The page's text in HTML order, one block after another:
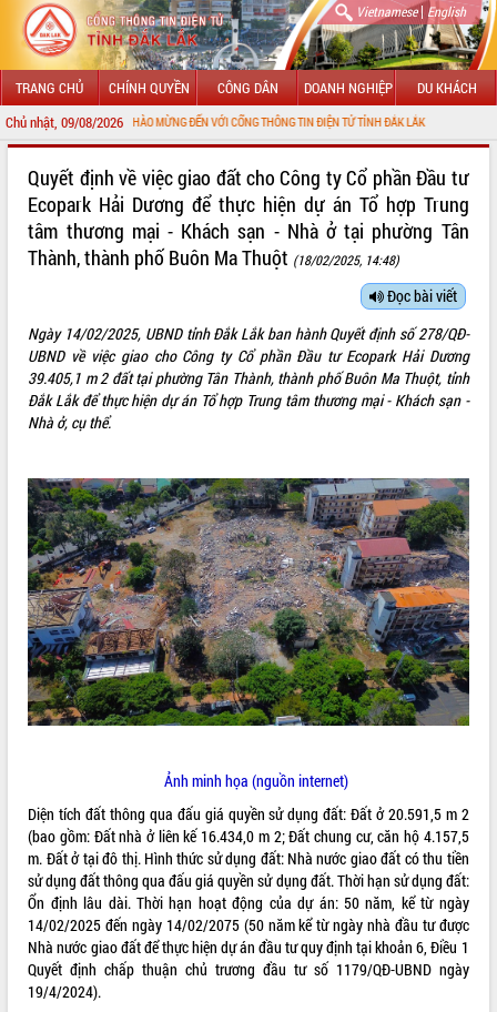
Vietnamese| English
TRANG CHỦ CHÍNH QUYỀN CÔNG DÂN DOANH NGHIỆP DU KHÁCH
Chủ nhật, 09/08/2026CHÀO MỪNG ĐẾN VỚI CỔNG THÔNG TIN ĐIỆN TỬ TỈNH ĐẮK LẮK
LÃNH ĐẠO UBND TỈNH
TIN TỨC SỰ KIỆN
UBND CÁC XÃ, PHƯỜNG
THÔNG TIN CHỈ ĐẠO ĐIỀU HÀNH
HỆ THỐNG VĂN BẢN
VĂN BẢN HĐND TỈNH
ĐIỂM TIN VĂN BẢN
QUY HOẠCH - KẾ HOẠCH
Quyết định về việc giao đất cho Công ty Cổ phần Đầu tư
Ecopark Hải Dương để thực hiện dự án Tổ hợp Trung
tâm thương mại - Khách sạn - Nhà ở tại phường Tân
Thành, thành phố Buôn Ma Thuột (18/02/2025, 14:48)
Đọc bài viết
Ngày 14/02/2025, UBND tỉnh Đắk Lắk ban hành Quyết định số 278/QĐ-
UBND về việc giao cho Công ty Cổ phần Đầu tư Ecopark Hải Dương
39.405,1 m 2 đất tại phường Tân Thành, thành phố Buôn Ma Thuột, tỉnh
Đắk Lắk để thực hiện dự án Tổ hợp Trung tâm thương mại - Khách sạn -
Nhà ở, cụ thể.
Ảnh minh họa (nguồn internet)
Diện tích đất thông qua đấu giá quyền sử dụng đất: Đất ở 20.591,5 m 2
(bao gồm: Đất nhà ở liên kế 16.434,0 m 2; Đất chung cư, căn hộ 4.157,5
m. Đất ở tại đô thị. Hình thức sử dụng đất: Nhà nước giao đất có thu tiền
sử dụng đất thông qua đấu giá quyền sử dụng đất. Thời hạn sử dụng đất:
Ổn định lâu dài. Thời hạn hoạt động của dự án: 50 năm, kể từ ngày
14/02/2025 đến ngày 14/02/2075 (50 năm kể từ ngày nhà đầu tư được
Nhà nước giao đất để thực hiện dự án đầu tư quy định tại khoản 6, Điều 1
Quyết định chấp thuận chủ trương đầu tư số 1179/QĐ-UBND ngày
19/4/2024).